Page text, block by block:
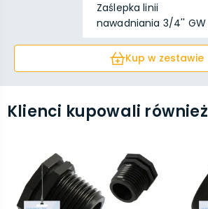
Zaślepka linii
nawadniania 3/4'' GW
Kup w zestawie
Klienci kupowali również